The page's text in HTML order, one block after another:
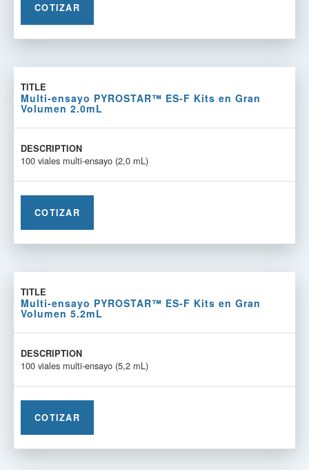
COTIZAR
Multi-ensayo PYROSTAR™ ES-F Kits en Gran
Volumen 2.0mL
100 viales multi-ensayo (2,0 mL)
COTIZAR
Multi-ensayo PYROSTAR™ ES-F Kits en Gran
Volumen 5.2mL
100 viales multi-ensayo (5,2 mL)
COTIZAR